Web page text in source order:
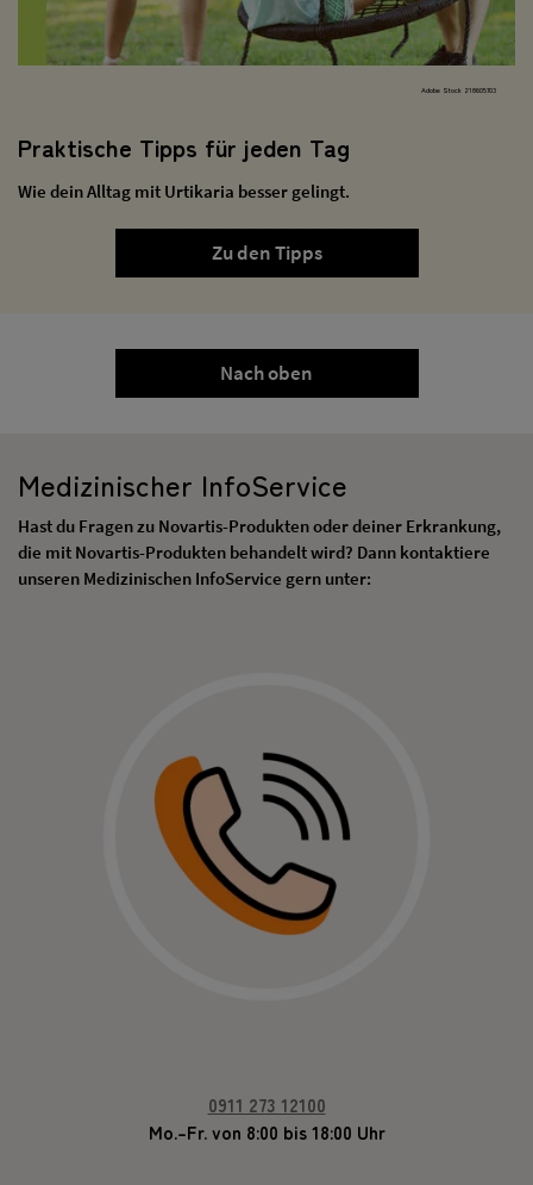
Adobe Stock 218605703
Praktische Tipps für jeden Tag
Wie dein Alltag mit Urtikaria besser gelingt.
Zu den Tipps
Nach oben
Medizinischer InfoService
Hast du Fragen zu Novartis-Produkten oder deiner Erkrankung,
die mit Novartis-Produkten behandelt wird? Dann kontaktiere
unseren Medizinischen InfoService gern unter:
0911 273 12100
Mo.–Fr. von 8:00 bis 18:00 Uhr